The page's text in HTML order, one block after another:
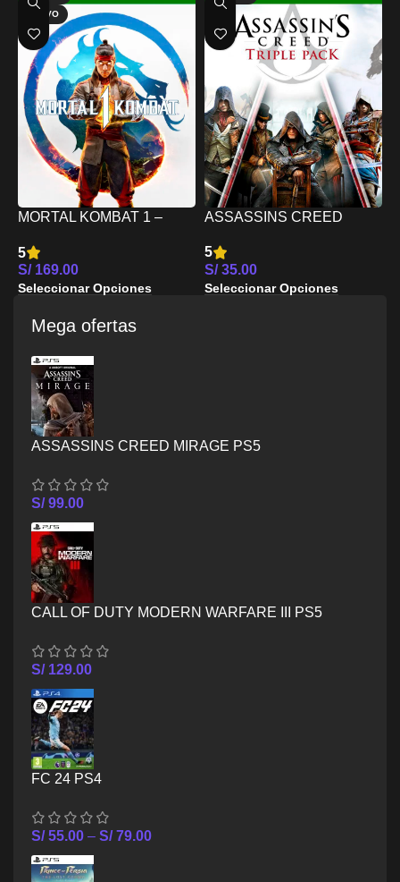
NUEVO
MORTAL KOMBAT 1 –
5
S/169.00
Seleccionar Opciones
ASSASSINS CREED
SERIES X/S
5
S/35.00
Seleccionar Opciones
Mega ofertas
ASSASSINS CREED MIRAGE PS5
S/99.00
CALL OF DUTY MODERN WARFARE III PS5
S/129.00
FC 24 PS4
S/55.00 – S/79.00